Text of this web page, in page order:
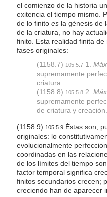
el comienzo de la historia
exitencia el tiempo mismo.
de lo finito esla génesis de
de la criatura, no hay
finito. Esta realidad finita
fases originales:
(1158.7) 105:5.71.
supremamente
criatura.
(1158.8) 105:5.82.
supremamente
de criatura y creación.
(1158.9) 105:5.9Éstas son,
originales: lo
evolucionalmente
coordinadas en las
de los límites del tiempo
factor temporal significa
finitos secundarios crecen;
creciendo han de aparecer